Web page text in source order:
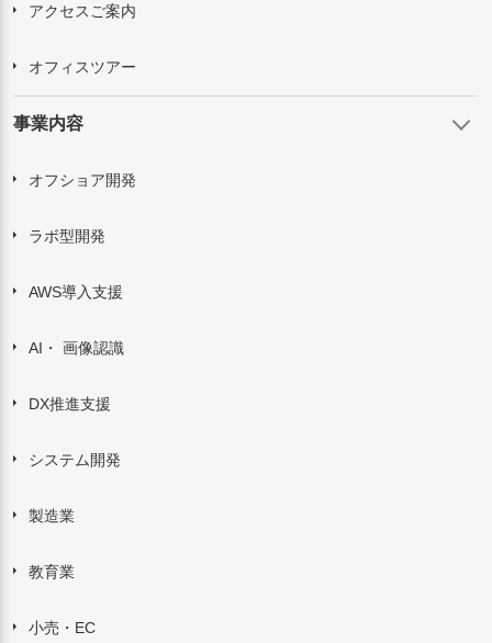
アクセスご案内
オフィスツアー
事業内容
オフショア開発
ラボ型開発
AWS導入支援
AI・ 画像認識
DX推進支援
システム開発
製造業
教育業
小売・EC